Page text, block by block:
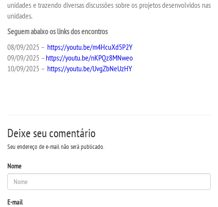
DESTAQUES
UNIESP NEWS
CPA
PPC
unidades e trazendo diversas discussões sobre os projetos desenvolvidos nas
unidades.
Seguem abaixo os links dos encontros
08/09/2025 – https://youtu.be/m4HcuXd5P2Y
09/09/2025 – https://youtu.be/nKPQz8MNweo
10/09/2025 – https://youtu.be/UvgZbNeUzHY
Deixe seu comentário
Seu endereço de e-mail não será publicado.
Nome
E-mail